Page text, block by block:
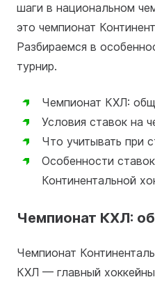
шаги в национальном
это чемпионат
Разбираемся в
турнир.
Чемпионат КХЛ:
Условия ставок на
Что учитывать при
Особенности
Континентальной
Чемпионат КХЛ:
Чемпионат
КХЛ — главный